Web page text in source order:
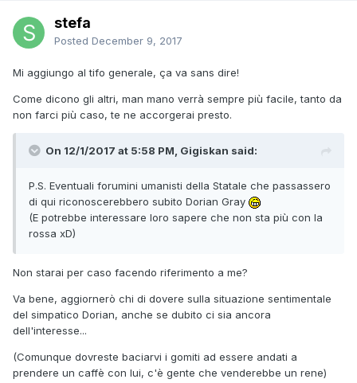
stefa
Posted December 9, 2017
Mi aggiungo al tifo generale, ça va sans dire!
Come dicono gli altri, man mano verrà sempre più facile, tanto da
non farci più caso, te ne accorgerai presto.
On 12/1/2017 at 5:58 PM, Gigiskan said:
P.S. Eventuali forumini umanisti della Statale che passassero
di qui riconoscerebbero subito Dorian Gray
(E potrebbe interessare loro sapere che non sta più con la
rossa xD)
Non starai per caso facendo riferimento a me?
Va bene, aggiornerò chi di dovere sulla situazione sentimentale
del simpatico Dorian, anche se dubito ci sia ancora
dell'interesse...
(Comunque dovreste baciarvi i gomiti ad essere andati a
prendere un caffè con lui, c'è gente che venderebbe un rene)